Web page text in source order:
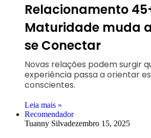
Relacionamento
Maturidade muda
se Conectar
Novas relações podem surgir
experiência passa a orientar
conscientes.
Leia mais »
Recomendador
Tuanny Silvadezembro 15, 2025